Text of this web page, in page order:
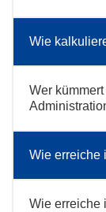
Wie
Wer
Wie erreiche
Wie erreiche